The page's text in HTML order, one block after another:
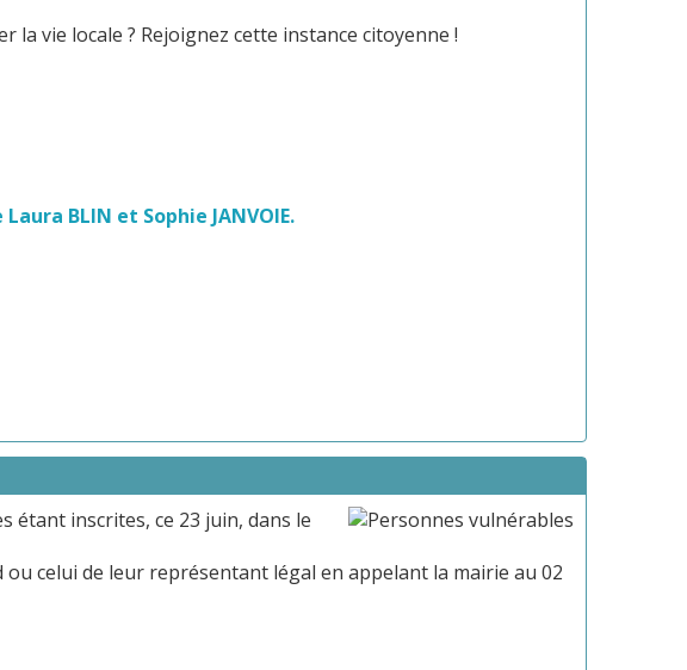
la vie locale ? Rejoignez cette instance citoyenne !
BLIN et Sophie JANVOIE.
étant inscrites, ce 23 juin, dans le
celui de leur représentant légal en appelant la mairie au 02